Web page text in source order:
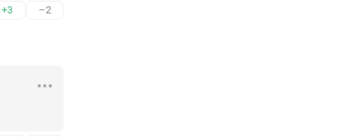
+3 –2